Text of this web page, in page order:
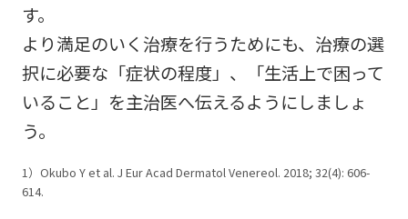
す。
より満足のいく治療を行うためにも、治療の選
択に必要な「症状の程度」、「生活上で困って
いること」を主治医へ伝えるようにしましょ
う。
1）Okubo Y et al. J Eur Acad Dermatol Venereol. 2018; 32(4): 606-
614.